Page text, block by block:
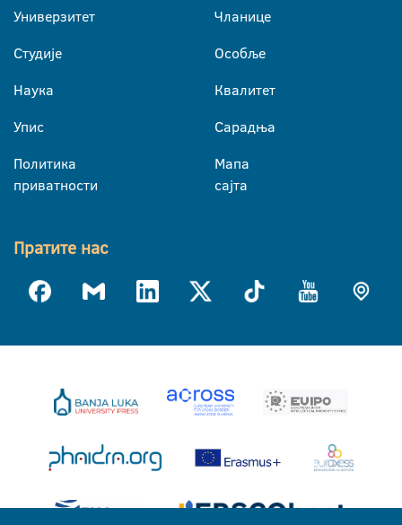
Универзитет
Студије
Наука
Упис
Политика
приватности
Чланице
Особље
Квалитет
Сарадња
Мапа
сајта
Пратите нас